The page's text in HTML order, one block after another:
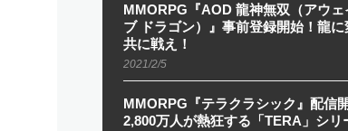
MMORPG『AOD 龍神無双（アウェ
ブ ドラゴン）』事前登録開始！龍に
共に戦え！
2021/2/5
MMORPG『テラクラシック』配信
2,800万人が熱狂する「TERA」シリ